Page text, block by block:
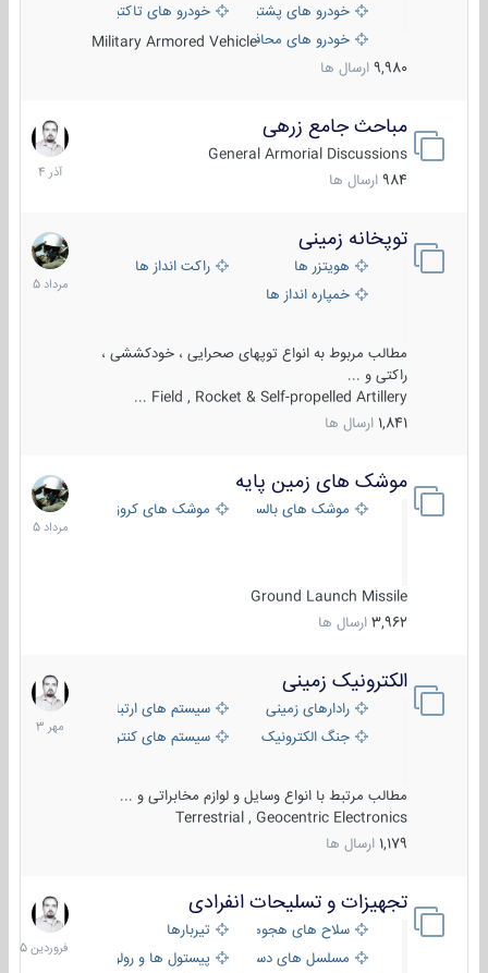
خودرو های پشتیبانی آتش ، شناسایی و ضد تانک
خودرو های تاکتیکی نظامی
خودرو های محافظت شدهMilitary Armored Vehicle
9,980 ارسال ها
مباحث جامع زرهی
General Armorial Discussions
984 ارسال ها
7
آذر
1404
توپخانه زمینی
هویتزر ها
راکت انداز ها
خمپاره انداز ها
مطالب مربوط به انواع توپهای صحرایی ، خودکششی ،
راکتی و ...
Field , Rocket & Self-propelled Artillery ...
1,841 ارسال ها
9
مرداد
1405
موشک های زمین پایه
موشک های بالستیک موشک های کروز
Ground Launch Missile
3,962 ارسال ها
2
مرداد
1405
الکترونیک زمینی
رادارهای زمینی
سیستم های ارتباطی و جمع آوری
جنگ الکترونیک
سیستم های کنترل آتش و تجهیزات
مطالب مرتبط با انواع وسایل و لوازم مخابراتی و ...
Terrestrial , Geocentric Electronics
1,179 ارسال ها
1
مهر
1403
تجهیزات و تسلیحات انفرادی
سلاح های هجومی
تیربارها
مسلسل های دستی
پیستول ها و رولورها
17
فروردین
1405